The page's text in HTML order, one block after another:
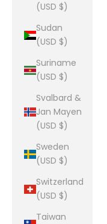
(USD $)
Sudan
(USD $)
Suriname
(USD $)
Svalbard &
Jan Mayen
(USD $)
Sweden
(USD $)
Switzerland
(USD $)
Taiwan